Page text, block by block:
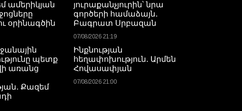
ամերիկյան
օրինագծին
պետք
առանց
Քազեմ
յուրաքանչյուրին՝ նրա
գործերի համաձայն․
Բագրատ Սրբազան
07/08/2026 21:19
Ինքնության
հեղափոխություն․ Արմեն
Հովասափյան
07/08/2026 21:00